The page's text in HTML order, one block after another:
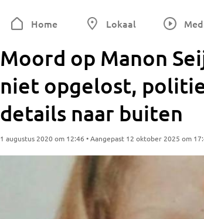
Home Lokaal
Moord op Manon
niet opgelost,
details naar buiten
1 augustus 2020 om 12:46 • Aangepast 12 oktober 2025 om